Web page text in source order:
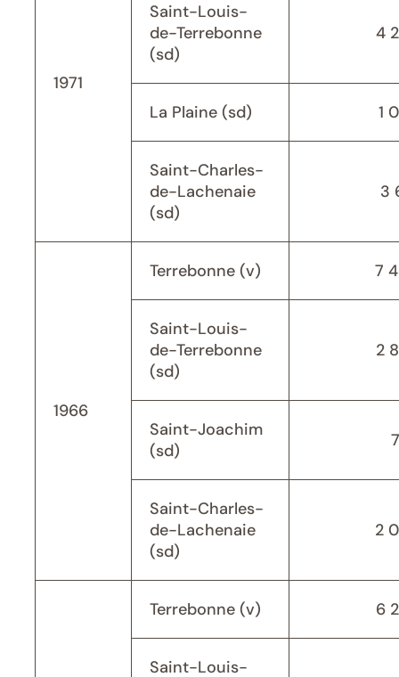
1971
Saint-Louis-
de-Terrebonne
(sd)
4
La Plaine (sd) 1
Saint-Charles-
de-Lachenaie
(sd)
3
1966
Terrebonne (v) 7
Saint-Louis-
de-Terrebonne
(sd)
2
Saint-Joachim
(sd)
Saint-Charles-
de-Lachenaie
(sd)
2
Terrebonne (v) 6
Saint-Louis-